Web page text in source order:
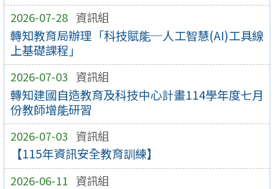
2026-07-28 資訊組
轉知教育局辦理「科技賦能─人工智慧(AI)工具線
上基礎課程」
2026-07-03 資訊組
轉知建國自造教育及科技中心計畫114學年度七月
份教師增能研習
2026-07-03 資訊組
【115年資訊安全教育訓練】
2026-06-11 資訊組